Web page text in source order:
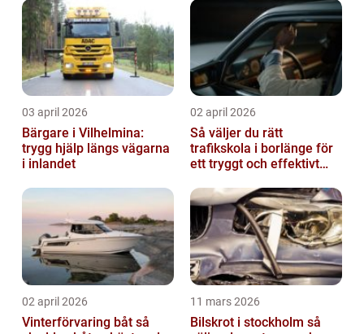
03 april 2026
Bärgare i Vilhelmina:
trygg hjälp längs vägarna
i inlandet
02 april 2026
Så väljer du rätt
trafikskola i borlänge för
ett tryggt och effektivt
02 april 2026
Vinterförvaring båt så
11 mars 2026
Bilskrot i stockholm så